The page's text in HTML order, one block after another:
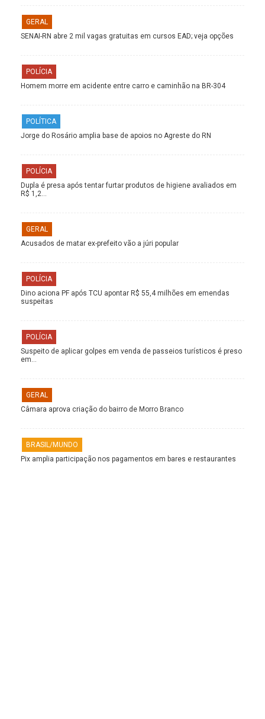
GERAL
SENAI-RN abre 2 mil vagas gratuitas em cursos EAD; veja opções
POLÍCIA
Homem morre em acidente entre carro e caminhão na BR-304
POLÍTICA
Jorge do Rosário amplia base de apoios no Agreste do RN
POLÍCIA
Dupla é presa após tentar furtar produtos de higiene avaliados em
R$ 1,2…
GERAL
Acusados de matar ex-prefeito vão a júri popular
POLÍCIA
Dino aciona PF após TCU apontar R$ 55,4 milhões em emendas
suspeitas
POLÍCIA
Suspeito de aplicar golpes em venda de passeios turísticos é preso
em…
GERAL
Câmara aprova criação do bairro de Morro Branco
BRASIL/MUNDO
Pix amplia participação nos pagamentos em bares e restaurantes